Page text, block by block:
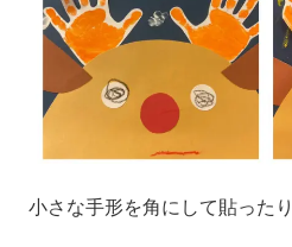
小さな手形を角にして貼った